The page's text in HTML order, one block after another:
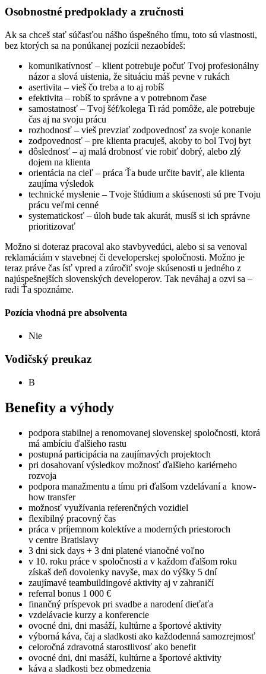
Osobnostné predpoklady a zručnosti
Ak sa chceš stať súčasťou nášho úspešného tímu, toto sú vlastnosti,
bez ktorých sa na ponúkanej pozícii nezaobídeš:
komunikatívnosť – klient potrebuje počuť Tvoj profesionálny
názor a slová uistenia, že situáciu máš pevne v rukách
asertivita – vieš čo treba a to aj robíš
efektivita – robíš to správne a v potrebnom čase
samostatnosť – Tvoj šéf/kolega Ti rád pomôže, ale potrebuje
čas aj na svoju prácu
rozhodnosť – vieš prevziať zodpovednosť za svoje konanie
zodpovednosť – pre klienta pracuješ, akoby to bol Tvoj byt
dôslednosť – aj malá drobnosť vie robiť dobrý, alebo zlý
dojem na klienta
orientácia na cieľ – práca Ťa bude určite baviť, ale klienta
zaujíma výsledok
technické myslenie – Tvoje štúdium a skúsenosti sú pre Tvoju
prácu veľmi cenné
systematickosť – úloh bude tak akurát, musíš si ich správne
prioritizovať
Možno si doteraz pracoval ako stavbyvedúci, alebo si sa venoval
reklamáciám v stavebnej či developerskej spoločnosti. Možno je
teraz práve čas ísť vpred a zúročiť svoje skúsenosti u jedného z
najúspešnejších slovenských developerov. Tak neváhaj a ozvi sa –
radi Ťa spoznáme.
Pozícia vhodná pre absolventa
Nie
Vodičský preukaz
B
Benefity a výhody
podpora stabilnej a renomovanej slovenskej spoločnosti, ktorá
má ambíciu ďalšieho rastu
postupná participácia na zaujímavých projektoch
pri dosahovaní výsledkov možnosť ďalšieho kariérneho
rozvoja
podpora manažmentu a tímu pri ďalšom vzdelávaní a know-
how transfer
možnosť využívania referenčných vozidiel
flexibilný pracovný čas
práca v príjemnom kolektíve a moderných priestoroch
v centre Bratislavy
3 dni sick days + 3 dni platené vianočné voľno
v 10. roku práce v spoločnosti a v každom ďalšom roku
získaš deň dovolenky navyše, max do výšky 5 dní
zaujímavé teambuildingové aktivity aj v zahraničí
referral bonus 1 000 €
finančný príspevok pri svadbe a narodení dieťaťa
vzdelávacie kurzy a konferencie
ovocné dni, dni masáží, kultúrne a športové aktivity
výborná káva, čaj a sladkosti ako každodenná samozrejmosť
celoročná zdravotná starostlivosť ako benefit
ovocné dni, dni masáží, kultúrne a športové aktivity
káva a sladkosti bez obmedzenia